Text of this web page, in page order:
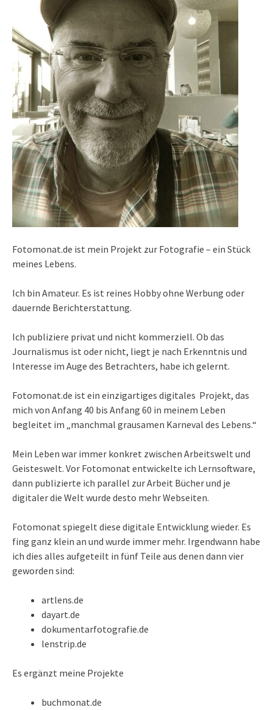
Fotomonat.de ist mein Projekt zur Fotografie – ein Stück
meines Lebens.
Ich bin Amateur. Es ist reines Hobby ohne Werbung oder
dauernde Berichterstattung.
Ich publiziere privat und nicht kommerziell. Ob das
Journalismus ist oder nicht, liegt je nach Erkenntnis und
Interesse im Auge des Betrachters, habe ich gelernt.
Fotomonat.de ist ein einzigartiges digitales Projekt, das
mich von Anfang 40 bis Anfang 60 in meinem Leben
begleitet im „manchmal grausamen Karneval des Lebens.“
Mein Leben war immer konkret zwischen Arbeitswelt und
Geisteswelt. Vor Fotomonat entwickelte ich Lernsoftware,
dann publizierte ich parallel zur Arbeit Bücher und je
digitaler die Welt wurde desto mehr Webseiten.
Fotomonat spiegelt diese digitale Entwicklung wieder. Es
fing ganz klein an und wurde immer mehr. Irgendwann habe
ich dies alles aufgeteilt in fünf Teile aus denen dann vier
geworden sind:
artlens.de
dayart.de
dokumentarfotografie.de
lenstrip.de
Es ergänzt meine Projekte
buchmonat.de